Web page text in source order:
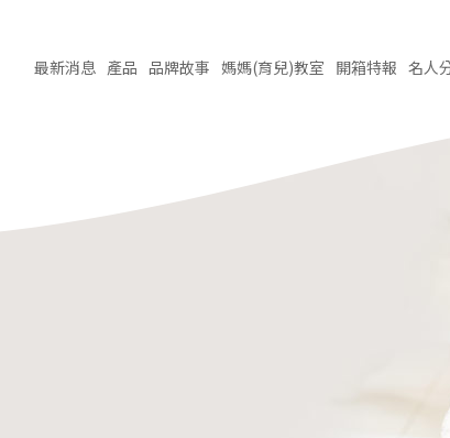
最新消息 產品 品牌故事 媽媽(育兒)教室 開箱特報 名人